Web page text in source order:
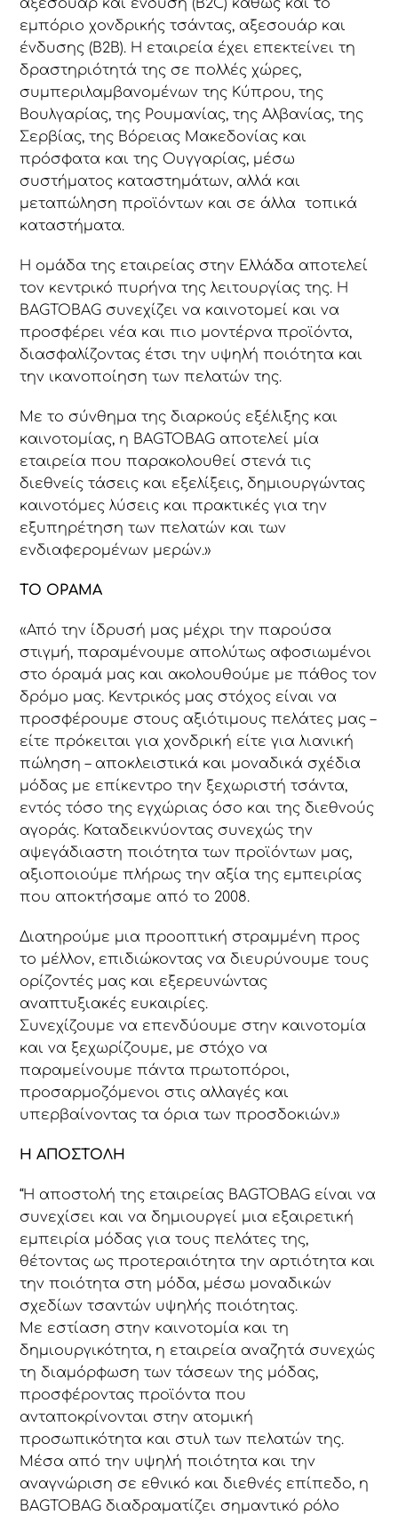
αξεσουάρ και ένδυση (B2C) καθώς και το
εμπόριο χονδρικής τσάντας, αξεσουάρ και
ένδυσης (B2B). Η εταιρεία έχει επεκτείνει τη
δραστηριότητά της σε πολλές χώρες,
συμπεριλαμβανομένων της Κύπρου, της
Βουλγαρίας, της Ρουμανίας, της Αλβανίας, της
Σερβίας, της Βόρειας Μακεδονίας και
πρόσφατα και της Ουγγαρίας, μέσω
συστήματος καταστημάτων, αλλά και
μεταπώληση προϊόντων και σε άλλα τοπικά
καταστήματα.
Η ομάδα της εταιρείας στην Ελλάδα αποτελεί
τον κεντρικό πυρήνα της λειτουργίας της. Η
BAGTOBAG συνεχίζει να καινοτομεί και να
προσφέρει νέα και πιο μοντέρνα προϊόντα,
διασφαλίζοντας έτσι την υψηλή ποιότητα και
την ικανοποίηση των πελατών της.
Με το σύνθημα της διαρκούς εξέλιξης και
καινοτομίας, η BAGTOBAG αποτελεί μία
εταιρεία που παρακολουθεί στενά τις
διεθνείς τάσεις και εξελίξεις, δημιουργώντας
καινοτόμες λύσεις και πρακτικές για την
εξυπηρέτηση των πελατών και των
ενδιαφερομένων μερών.»
ΤΟ ΟΡΑΜΑ
«Από την ίδρυσή μας μέχρι την παρούσα
στιγμή, παραμένουμε απολύτως αφοσιωμένοι
στο όραμά μας και ακολουθούμε με πάθος τον
δρόμο μας. Κεντρικός μας στόχος είναι να
προσφέρουμε στους αξιότιμους πελάτες μας –
είτε πρόκειται για χονδρική είτε για λιανική
πώληση – αποκλειστικά και μοναδικά σχέδια
μόδας με επίκεντρο την ξεχωριστή τσάντα,
εντός τόσο της εγχώριας όσο και της διεθνούς
αγοράς. Καταδεικνύοντας συνεχώς την
αψεγάδιαστη ποιότητα των προϊόντων μας,
αξιοποιούμε πλήρως την αξία της εμπειρίας
που αποκτήσαμε από το 2008.
Διατηρούμε μια προοπτική στραμμένη προς
το μέλλον, επιδιώκοντας να διευρύνουμε τους
ορίζοντές μας και εξερευνώντας
αναπτυξιακές ευκαιρίες.
Συνεχίζουμε να επενδύουμε στην καινοτομία
και να ξεχωρίζουμε, με στόχο να
παραμείνουμε πάντα πρωτοπόροι,
προσαρμοζόμενοι στις αλλαγές και
υπερβαίνοντας τα όρια των προσδοκιών.»
Η ΑΠΟΣΤΟΛΗ
“Η αποστολή της εταιρείας BAGTOBAG είναι να
συνεχίσει και να δημιουργεί μια εξαιρετική
εμπειρία μόδας για τους πελάτες της,
θέτοντας ως προτεραιότητα την αρτιότητα και
την ποιότητα στη μόδα, μέσω μοναδικών
σχεδίων τσαντών υψηλής ποιότητας.
Με εστίαση στην καινοτομία και τη
δημιουργικότητα, η εταιρεία αναζητά συνεχώς
τη διαμόρφωση των τάσεων της μόδας,
προσφέροντας προϊόντα που
ανταποκρίνονται στην ατομική
προσωπικότητα και στυλ των πελατών της.
Μέσα από την υψηλή ποιότητα και την
αναγνώριση σε εθνικό και διεθνές επίπεδο, η
BAGTOBAG διαδραματίζει σημαντικό ρόλο